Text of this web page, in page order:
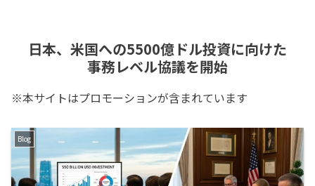
日本、米国への5500億ドル投資に向けた
事務レベル協議を開始
※本サイトはプロモーションが含まれています
Blog